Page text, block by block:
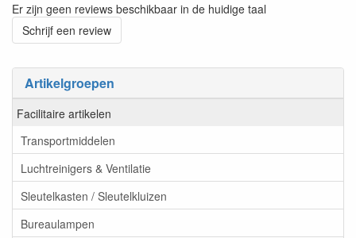
Artikelgroepen
Facilitaire artikelen
Transportmiddelen
Luchtreinigers & Ventilatie
Sleutelkasten / Sleutelkluizen
Bureaulampen
Er zijn geen reviews beschikbaar in de huidige taal
Schrijf een review